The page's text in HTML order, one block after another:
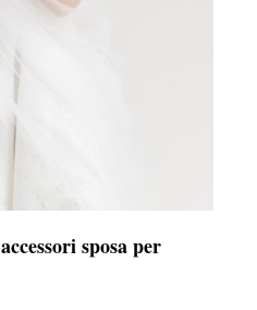
accessori sposa per